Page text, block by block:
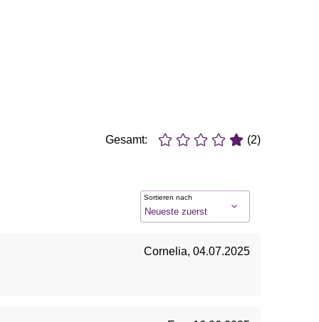
Gesamt: (2)
Sortieren nach
Cornelia, 04.07.2025